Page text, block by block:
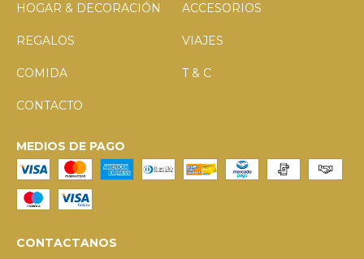
HOGAR & DECORACIÓN ACCESORIOS
REGALOS VIAJES
COMIDA T & C
CONTACTO
MEDIOS DE PAGO
CONTACTANOS